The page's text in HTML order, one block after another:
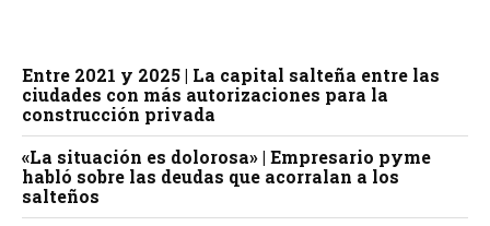
Entre 2021 y 2025 | La capital salteña entre las
ciudades con más autorizaciones para la
construcción privada
«La situación es dolorosa» | Empresario pyme
habló sobre las deudas que acorralan a los
salteños